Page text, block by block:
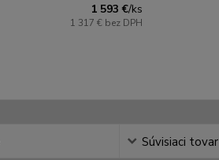
1 593 €/ks
1 317 € bez DPH
Súvisiaci tovar